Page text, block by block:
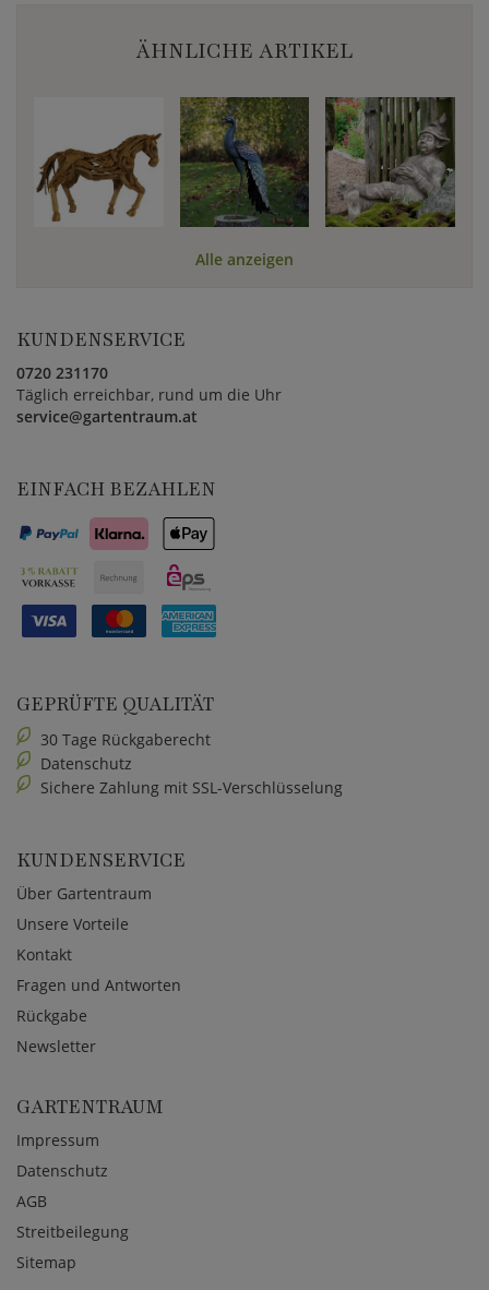
ÄHNLICHE ARTIKEL
Alle anzeigen
KUNDENSERVICE
0720 231170
Täglich erreichbar, rund um die Uhr
service@gartentraum.at
EINFACH BEZAHLEN
GEPRÜFTE QUALITÄT
30 Tage Rückgaberecht
Datenschutz
Sichere Zahlung mit SSL-Verschlüsselung
KUNDENSERVICE
Über Gartentraum
Unsere Vorteile
Kontakt
Fragen und Antworten
Rückgabe
Newsletter
GARTENTRAUM
Impressum
Datenschutz
AGB
Streitbeilegung
Sitemap